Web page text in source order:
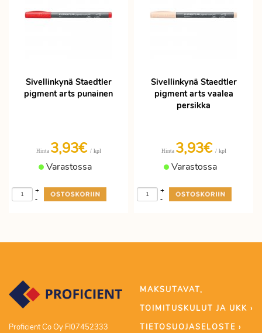
Sivellinkynä Staedtler
pigment arts punainen
Hinta 3,93€ / kpl
Varastossa
-
+
Sivellinkynä Staedtler
pigment arts vaalea
persikka
Hinta 3,93€ / kpl
Varastossa
-
+
Proficient Co Oy FI07452333
MAKSUTAVAT,
TOIMITUSKULUT JA UKK ›
TIETOSUOJASELOSTE ›